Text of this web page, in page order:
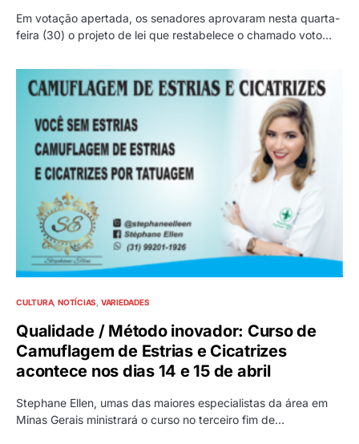
Em votação apertada, os senadores aprovaram nesta quarta-
feira (30) o projeto de lei que restabelece o chamado voto…
CULTURA NOTÍCIAS VARIEDADES
Qualidade / Método inovador: Curso de
Camuflagem de Estrias e Cicatrizes
acontece nos dias 14 e 15 de abril
Stephane Ellen, umas das maiores especialistas da área em
Minas Gerais ministrará o curso no terceiro fim de…